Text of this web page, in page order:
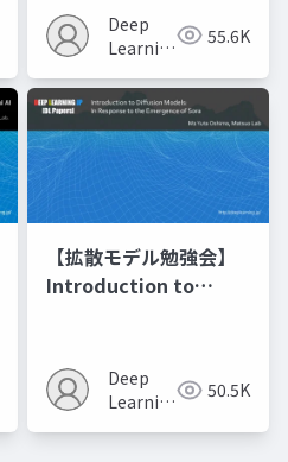
Deep
Learning
55.6K
【拡散モデル勉強会】
Introduction to
Deep
Learning
50.5K